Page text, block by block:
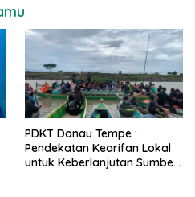
PDKT Danau Tempe :
Pendekatan Kearifan Lokal
untuk Keberlanjutan Sumber